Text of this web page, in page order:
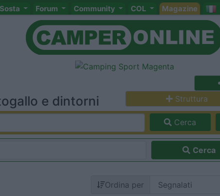
Sosta Forum Community COL Magazine
e dintorni Struttura
Cerca
Cerca
Ordina per